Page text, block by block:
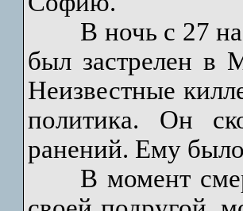
В ночь с 27 на
был застрелен в
Неизвестные
политика. Он
ранений. Ему
В момент